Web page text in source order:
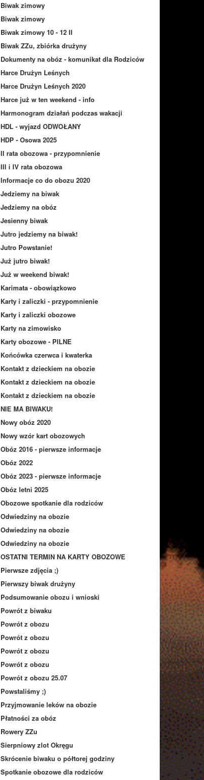
Biwak zimowy
Biwak zimowy
Biwak zimowy 10 - 12 II
Biwak ZZu, zbiórka drużyny
Dokumenty na obóz - komunikat dla Rodziców
Harce Drużyn Leśnych
Harce Drużyn Leśnych 2020
Harce już w ten weekend - info
Harmonogram działań podczas wakacji
HDL - wyjazd ODWOŁANY
HDP - Osowa 2025
II rata obozowa - przypomnienie
III i IV rata obozowa
Informacje co do obozu 2020
Jedziemy na biwak
Jedziemy na obóz
Jesienny biwak
Jutro jedziemy na biwak!
Jutro Powstanie!
Już jutro biwak!
Już w weekend biwak!
Karimata - obowiązkowo
Karty i zaliczki - przypomnienie
Karty i zaliczki obozowe
Karty na zimowisko
Karty obozowe - PILNE
Końcówka czerwca i kwaterka
Kontakt z dzieckiem na obozie
Kontakt z dzieckiem na obozie
Kontakt z dzieckiem na obozie
NIE MA BIWAKU!
Nowy obóz 2020
Nowy wzór kart obozowych
Obóz 2016 - pierwsze informacje
Obóz 2022
Obóz 2023 - pierwsze informacje
Obóz letni 2025
Obozowe spotkanie dla rodziców
Odwiedziny na obozie
Odwiedziny na obozie
Odwiedziny na obozie
OSTATNI TERMIN NA KARTY OBOZOWE
Pierwsze zdjęcia ;)
Pierwszy biwak drużyny
Podsumowanie obozu i wnioski
Powrót z biwaku
Powrót z obozu
Powrót z obozu
Powrót z obozu
Powrót z obozu
Powrót z obozu 25.07
Powstaliśmy ;)
Przyjmowanie leków na obozie
Płatności za obóz
Rowery ZZu
Sierpniowy zlot Okręgu
Skrócenie biwaku o półtorej godziny
Spotkanie obozowe dla rodziców